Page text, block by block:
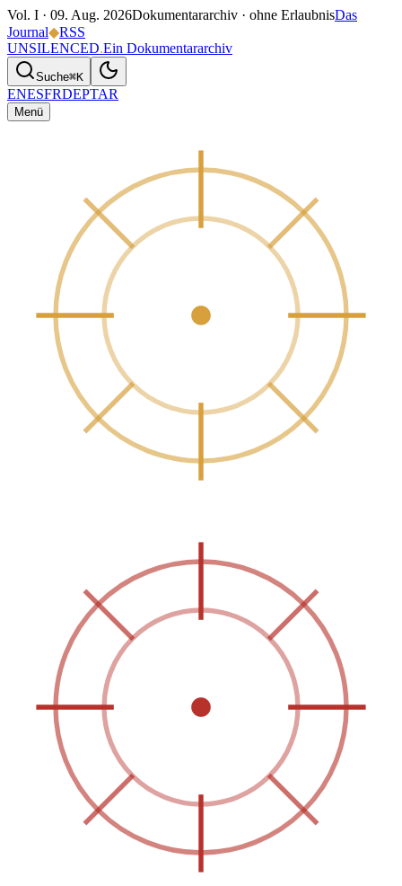
Vol. I · 09. Aug. 2026Dokumentararchiv · ohne ErlaubnisDas
Journal◆RSS
UNSILENCED.Ein Dokumentararchiv
Suche⌘K
ENESFRDEPTAR
Menü